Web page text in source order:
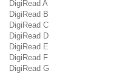
DigiRead A
DigiRead B
DigiRead C
DigiRead D
DigiRead E
DigiRead F
DigiRead G